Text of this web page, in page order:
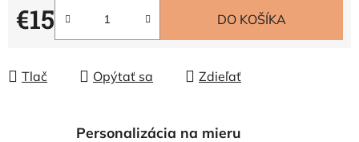
€15
Jednotková cena:
DO KOŠÍKA
Tlač Opýtať sa Zdieľať
Personalizácia na mieru